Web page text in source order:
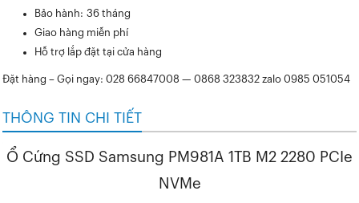
Bảo hành: 36 tháng
Giao hàng miễn phí
Hỗ trợ lắp đặt tại cửa hàng
Đặt hàng – Gọi ngay: 028 66847008 — 0868 323832 zalo 0985 051054
THÔNG TIN CHI TIẾT
Ổ Cứng SSD Samsung PM981A 1TB M2 2280 PCIe
NVMe